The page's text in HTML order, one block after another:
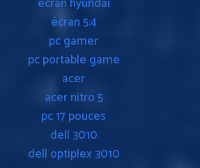
écran 5:4
pc gamer
pc portable game
acer
acer nitro 5
pc 17 pouces
dell 3010
dell optiplex 3010